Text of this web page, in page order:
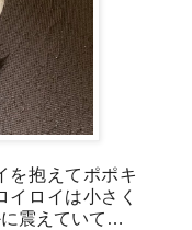
を抱えてポポキ
イロイは小さく
震えていて…